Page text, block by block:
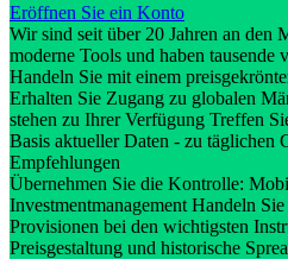
Eröffnen Sie ein Konto
Wir sind seit über 20 Jahren an den
moderne Tools und haben tausende
Handeln Sie mit einem
Erhalten Sie Zugang zu globalen
stehen zu Ihrer Verfügung Treffen
Basis aktueller Daten - zu täglichen
Empfehlungen
Übernehmen Sie die Kontrolle:
Investmentmanagement Handeln
Provisionen bei den wichtigsten
Preisgestaltung und historische